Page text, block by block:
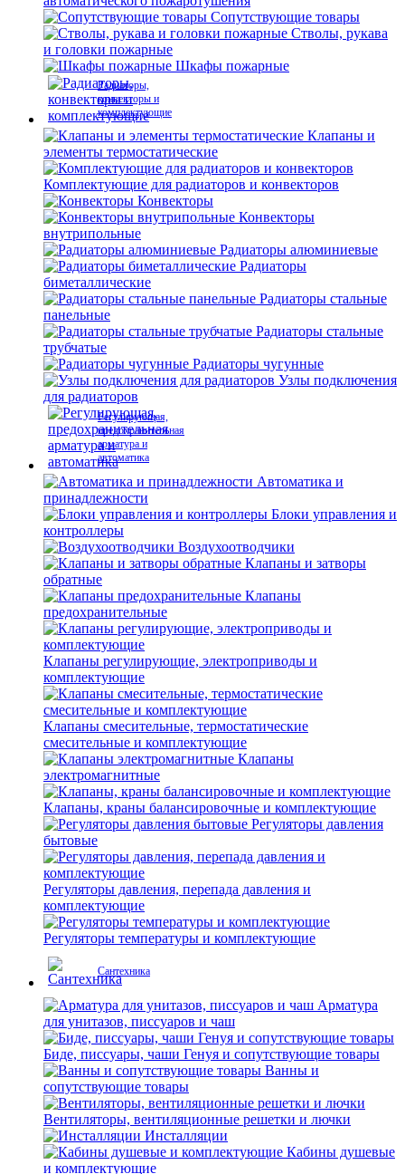
Сопутствующие товары
Стволы, рукава
и головки пожарные
Шкафы пожарные
Радиаторы,
конвекторы и
комплектующие
Клапаны и
элементы термостатические
Комплектующие для радиаторов и конвекторов
Конвекторы
Конвекторы
внутрипольные
Радиаторы алюминиевые
Радиаторы
биметаллические
Радиаторы стальные
панельные
Радиаторы стальные
трубчатые
Радиаторы чугунные
Узлы подключения
для радиаторов
Регулирующая,
предохранительная
арматура и
автоматика
Автоматика и
принадлежности
Блоки управления и
контроллеры
Воздухоотводчики
Клапаны и затворы
обратные
Клапаны
предохранительные
Клапаны регулирующие, электроприводы и
комплектующие
Клапаны смесительные, термостатические
смесительные и комплектующие
Клапаны
электромагнитные
Клапаны, краны балансировочные и комплектующие
Регуляторы давления
бытовые
Регуляторы давления, перепада давления и
комплектующие
Регуляторы температуры и комплектующие
Сантехника
Арматура
для унитазов, писсуаров и чаш
Биде, писсуары, чаши Генуя и сопутствующие товары
Ванны и
сопутствующие товары
Вентиляторы, вентиляционные решетки и лючки
Инсталляции
Кабины душевые
и комплектующие